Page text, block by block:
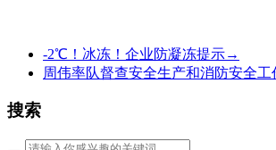
-2℃！冰冻！企业防凝冻提示→
周伟率队督查安全生产和消防安全工
搜索